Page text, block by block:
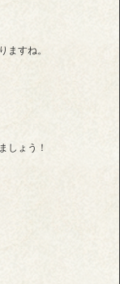
ますね。
しょう！